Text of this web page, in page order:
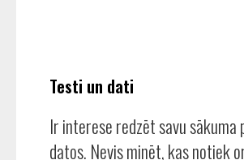
Testi un dati
Ir interese redzēt savu sākuma
datos. Nevis minēt, kas notiek